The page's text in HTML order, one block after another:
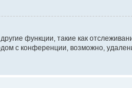
функции, такие как
с конференции, возможно,